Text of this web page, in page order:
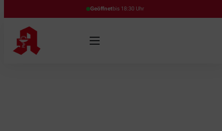
Geöffnetbis 18:30 Uhr